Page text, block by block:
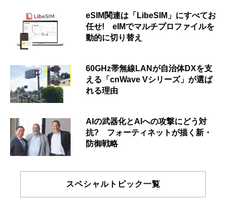
eSIM関連は「LibeSIM」にすべてお
任せ! eIMでマルチプロファイルを
動的に切り替え
60GHz帯無線LANが自治体DXを支
える「cnWave Vシリーズ」が選ば
れる理由
AIの武器化とAIへの攻撃にどう対
抗? フォーティネットが描く新・
防御戦略
スペシャルトピック一覧